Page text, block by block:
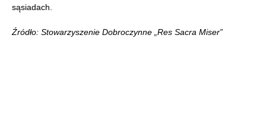
sąsiadach.
Źródło: Stowarzyszenie Dobroczynne „Res Sacra Miser”